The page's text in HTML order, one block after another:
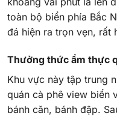
toàn bộ biển phía Bắc
đá hiện ra trọn vẹn, rất
Thưởng thức ẩm thực
Khu vực này tập trung
quán cà phê view biển
bánh căn, bánh đập.